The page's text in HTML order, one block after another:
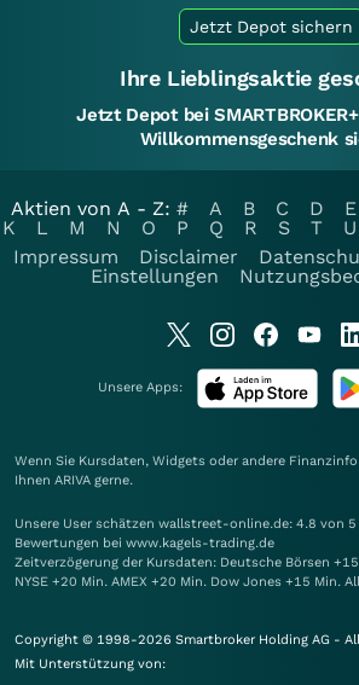
Jetzt Depot sichern
Ihre Lieblingsaktie
Jetzt Depot bei
Willkommensgeschenk
Aktien von A - Z: # A B C D E
K
L M N O P Q R S T U
Impressum
Disclaimer
Einstellungen
Unsere Apps:
Wenn Sie Kursdaten, Widgets oder andere
Ihnen ARIVA gerne.
Unsere User schätzen wallstreet-online.de: 4.8 von
Bewertungen bei www.kagels-trading.de
Zeitverzögerung der Kursdaten: Deutsche Börsen
NYSE +20 Min. AMEX +20 Min. Dow Jones +15 Min.
Copyright © 1998-2026 Smartbroker Holding AG -
Mit Unterstützung von: